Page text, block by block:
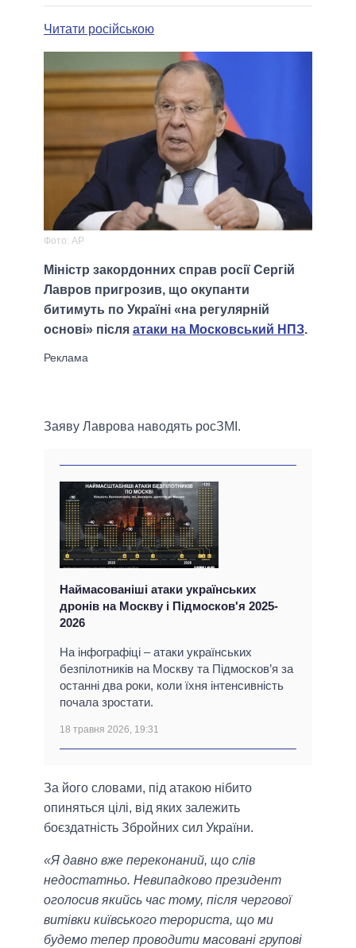
Читати російською
Фото: AP
Міністр закордонних справ росії Сергій
Лавров пригрозив, що окупанти
битимуть по Україні «на регулярній
основі» після атаки на Московський НПЗ.
Заяву Лаврова наводять росЗМІ.
Наймасованіші атаки українських
дронів на Москву і Підмосков'я 2025-
2026
На інфографіці – атаки українських
безпілотників на Москву та Підмосков’я за
останні два роки, коли їхня інтенсивність
почала зростати.
18 травня 2026, 19:31
За його словами, під атакою нібито
опиняться цілі, від яких залежить
боєздатність Збройних сил України.
«Я давно вже переконаний, що слів
недостатньо. Невипадково президент
оголосив якийсь час тому, після чергової
витівки київського терориста, що ми
будемо тепер проводити масовані групові